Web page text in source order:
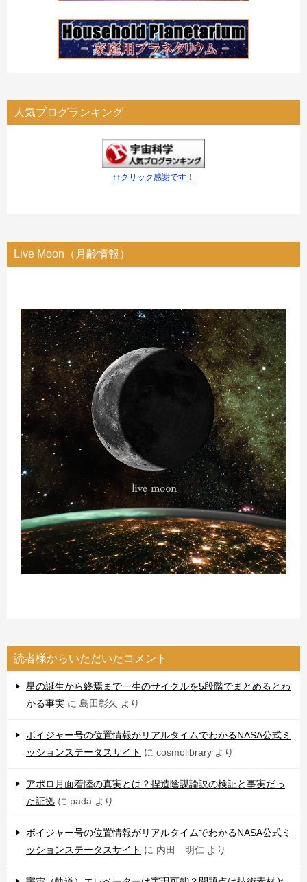
人気ブログランキング
↑↑クリック感謝です！
Live Moon（月齢情報）
読者様からいただいたコメント
星の誕生から終焉まで一生のサイクルを5段階でまとめるとわ
かる事実 に 島田彰久 より
ボイジャー号の位置情報がリアルタイムでわかるNASA公式ミ
ッションステータスサイト に cosmolibrary より
アポロ月面着陸の真実とは？捏造陰謀論説の検証と事実だっ
た証拠 に pada より
ボイジャー号の位置情報がリアルタイムでわかるNASA公式ミ
ッションステータスサイト に 内田 明仁 より